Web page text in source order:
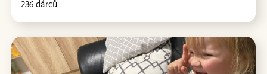
236 dárců